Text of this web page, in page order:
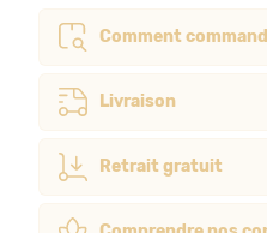
Comment
Livraison
Retrait gratuit